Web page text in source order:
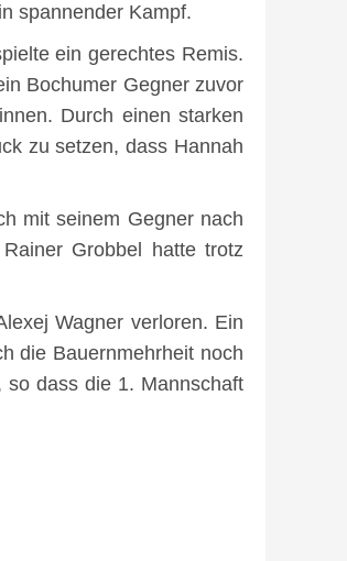
spannender Kampf.
ein gerechtes Remis.
Bochumer Gegner zuvor
Durch einen starken
zu setzen, dass Hannah
mit seinem Gegner nach
Grobbel hatte trotz
Wagner verloren. Ein
die Bauernmehrheit noch
dass die 1. Mannschaft